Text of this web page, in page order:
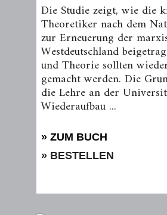
Die Studie zeigt, wie die
Theoretiker nach dem
zur Erneuerung der
Westdeutschland
und Theorie sollten
gemacht werden. Die
die Lehre an der
Wiederaufbau ...
» ZUM BUCH
» BESTELLEN